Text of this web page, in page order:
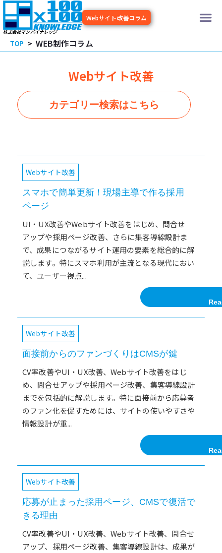
内
容
を
ス
キッ
株式会社マンバイナレッジ
Webサイト改善コラム
メ
ュ
TOP WEB制作コラム
Webサイト改善
カテゴリー検索はこちら
Webサイト改善
スマホで簡単更新！現場主導で作る採用
ページ
UI・UX改善やWebサイト改善をはじめ、問合せ
アップや採用ページ改善、さらに集客導線設計ま
で、成果につながるサイト運用の要素を総合的に解
説します。特にスマホ利用が主流となる現代におい
て、ユーザー視点...
Webサイト改善
面接前からのファンづくりはCMSが鍵
CV率改善やUI・UX改善、Webサイト改善をはじ
め、問合せアップや採用ページ改善、集客導線設計
までを包括的に解説します。特に面接前から応募者
のファン化を促すためには、サイトの使いやすさや
情報設計が重...
Webサイト改善
応募が止まった採用ページ、CMSで復活で
きる理由
CV率改善やUI・UX改善、Webサイト改善、問合せ
アップ、採用ページ改善、集客導線設計は、成果が